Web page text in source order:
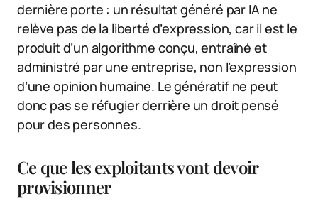
dernière porte : un résultat généré par IA ne
relève pas de la liberté d’expression, car il est le
produit d’un algorithme conçu, entraîné et
administré par une entreprise, non l’expression
d’une opinion humaine. Le génératif ne peut
donc pas se réfugier derrière un droit pensé
pour des personnes.
Ce que les exploitants vont devoir
provisionner